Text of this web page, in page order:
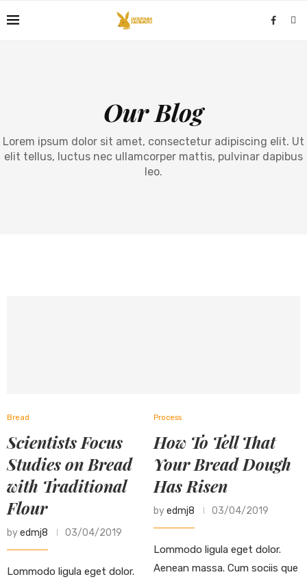
Our Blog
Lorem ipsum dolor sit amet, consectetur adipiscing elit. Ut
elit tellus, luctus nec ullamcorper mattis, pulvinar dapibus
leo.
Bread
Scientists Focus
Studies on Bread
with Traditional
Flour
byedmj8 03/04/2019
Lommodo ligula eget dolor.
Process
How To Tell That
Your Bread Dough
Has Risen
byedmj8 03/04/2019
Lommodo ligula eget dolor.
Aenean massa. Cum sociis que